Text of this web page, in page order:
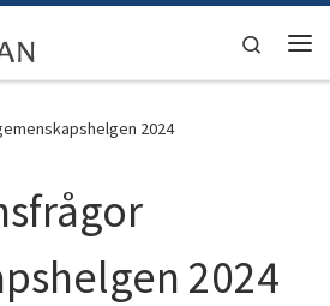
Search
2024
2024